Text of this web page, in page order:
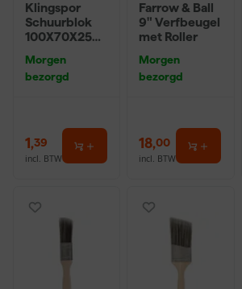
Klingspor
Schuurblok
100X70X25m
P220
Morgen
bezorgd
1,39
incl. BTW
Farrow & Ball
9" Verfbeugel
met Roller
Morgen
bezorgd
18,00
incl. BTW